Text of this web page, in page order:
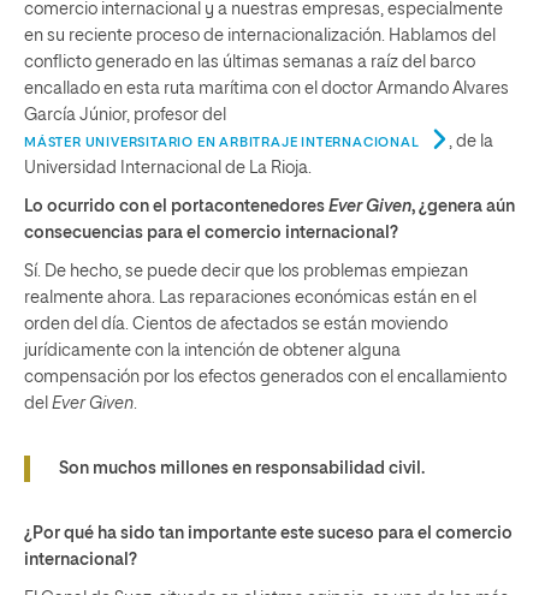
comercio internacional y a nuestras empresas, especialmente
en su reciente proceso de internacionalización. Hablamos del
conflicto generado en las últimas semanas a raíz del barco
encallado en esta ruta marítima con el doctor Armando Alvares
García Júnior, profesor del
MÁSTER UNIVERSITARIO EN ARBITRAJE INTERNACIONAL
, de la
Universidad Internacional de La Rioja.
Lo ocurrido con el portacontenedores Ever Given, ¿genera aún
consecuencias para el comercio internacional?
Sí. De hecho, se puede decir que los problemas empiezan
realmente ahora. Las reparaciones económicas están en el
orden del día. Cientos de afectados se están moviendo
jurídicamente con la intención de obtener alguna
compensación por los efectos generados con el encallamiento
del Ever Given.
Son muchos millones en responsabilidad civil.
¿Por qué ha sido tan importante este suceso para el comercio
internacional?